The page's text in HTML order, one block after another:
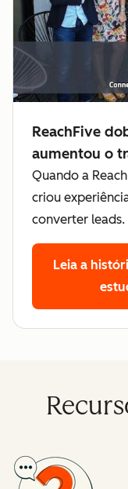
ReachFive
aumentou o
Quando a
criou
converter leads.
Leia a